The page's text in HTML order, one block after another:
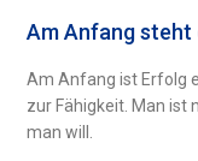
Am Anfang steht
Am Anfang ist Erfolg
zur Fähigkeit. Man ist
man will.